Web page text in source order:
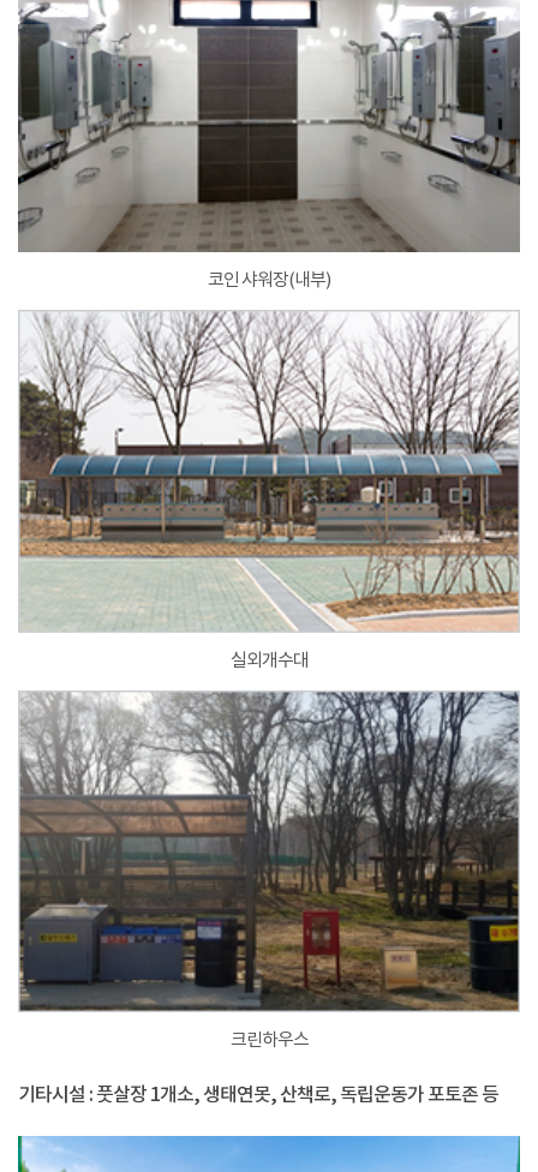
코인 샤워장(내부)
실외개수대
크린하우스
기타시설 : 풋살장 1개소, 생태연못, 산책로, 독립운동가 포토존 등